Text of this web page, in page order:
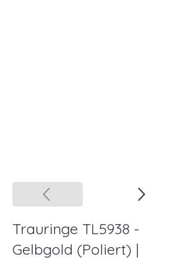
Trauringe TL5938 -
Gelbgold (Poliert) |